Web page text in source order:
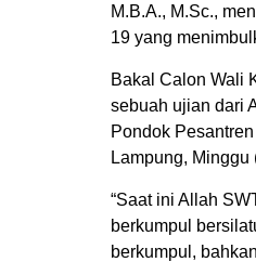
M.B.A., M.Sc.,
19 yang
Bakal Calon Wali
sebuah ujian dari
Pondok
Lampung, Minggu
“Saat ini Allah
berkumpul
berkumpul,